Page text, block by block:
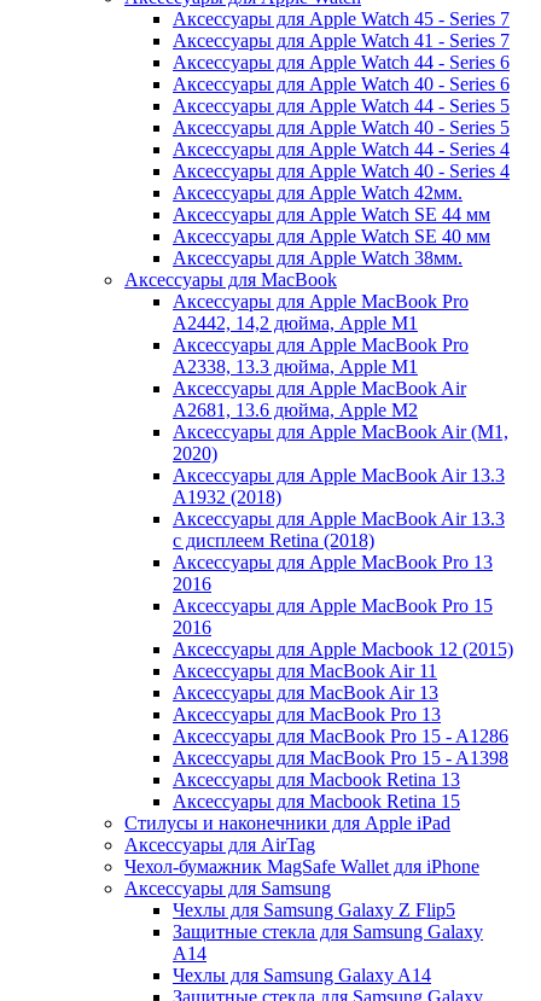
Аксессуары для Apple Watch 45 - Series 7
Аксессуары для Apple Watch 41 - Series 7
Аксессуары для Apple Watch 44 - Series 6
Аксессуары для Apple Watch 40 - Series 6
Аксессуары для Apple Watch 44 - Series 5
Аксессуары для Apple Watch 40 - Series 5
Аксессуары для Apple Watch 44 - Series 4
Аксессуары для Apple Watch 40 - Series 4
Аксессуары для Apple Watch 42мм.
Аксессуары для Apple Watch SE 44 мм
Аксессуары для Apple Watch SE 40 мм
Аксессуары для Apple Watch 38мм.
Аксессуары для MacBook
Аксессуары для Apple MacBook Pro
A2442, 14,2 дюйма, Apple M1
Аксессуары для Apple MacBook Pro
A2338, 13.3 дюйма, Apple M1
Аксессуары для Apple MacBook Air
A2681, 13.6 дюйма, Apple M2
Аксессуары для Apple MacBook Air (M1,
2020)
Аксессуары для Apple MacBook Air 13.3
A1932 (2018)
Аксессуары для Apple MacBook Air 13.3
с дисплеем Retina (2018)
Аксессуары для Apple MacBook Pro 13
2016
Аксессуары для Apple MacBook Pro 15
2016
Аксессуары для Apple Macbook 12 (2015)
Аксессуары для MacBook Air 11
Аксессуары для MacBook Air 13
Аксессуары для MacBook Pro 13
Аксессуары для MacBook Pro 15 - A1286
Аксессуары для MacBook Pro 15 - A1398
Аксессуары для Macbook Retina 13
Аксессуары для Macbook Retina 15
Стилусы и наконечники для Apple iPad
Аксессуары для AirTag
Чехол-бумажник MagSafe Wallet для iPhone
Аксессуары для Samsung
Чехлы для Samsung Galaxy Z Flip5
Защитные стекла для Samsung Galaxy
A14
Чехлы для Samsung Galaxy A14
Защитные стекла для Samsung Galaxy